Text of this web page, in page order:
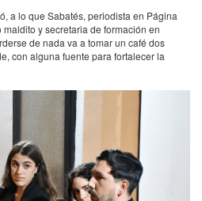
a lo que Sabatés, periodista en Página
y secretaria de formación en
de nada va a tomar un café dos
con alguna fuente para fortalecer la